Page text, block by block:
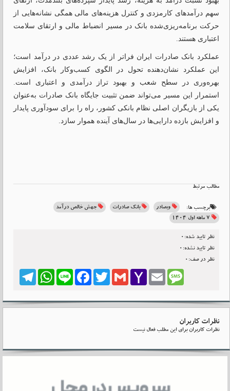
سهم درآمدهای کارمزدی و کنترل هزینه‌های مالی همگی نشانه‌هایی از
حرکت برنامه‌ریزی‌شده بانک در مسیر انضباط مالی و ارتقای سلامت
اعتباری هستند.
عملکرد بانک صادرات ایران فراتر از یک رشد عددی در درآمد است؛
این عملکرد نشان‌دهنده تحول در الگوی کسب‌وکار بانک، افزایش
بهره‌وری در سطح شعب و بهبود تراز درآمدی و اعتباری است.
استمرار این مسیر می‌تواند ضمن تثبیت جایگاه بانک صادرات به‌عنوان
یکی از بازیگران اصلی نظام بانکی کشور، راه را برای سودآوری پایدار
و افزایش بازده دارایی‌ها در سال‌های آینده هموار سازد. ‌
مطالب مرتبط
برچسب ها: وبصادر بانک صادرات
جهش خالص درآمد
۷ ماهه اول ۱۴۰۴
نظر تایید شده:0
نظر تایید نشده:0
نظر در صف:0
TelegramWhatsApp LineFacebook Twitter Gmail
Yahoo
Email Message
نظرات کاربران
نظرات کاربران برای این مطلب فعال نیست